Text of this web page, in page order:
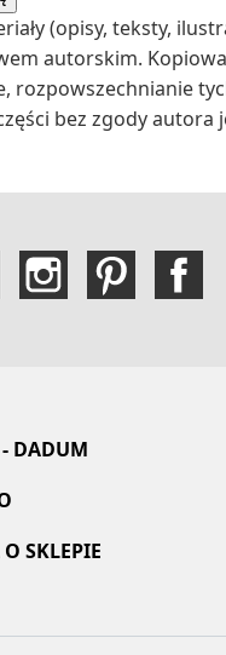
(opisy, teksty,
autorskim.
rozpowszechnianie
bez zgody autora
DADUM
SKLEPIE